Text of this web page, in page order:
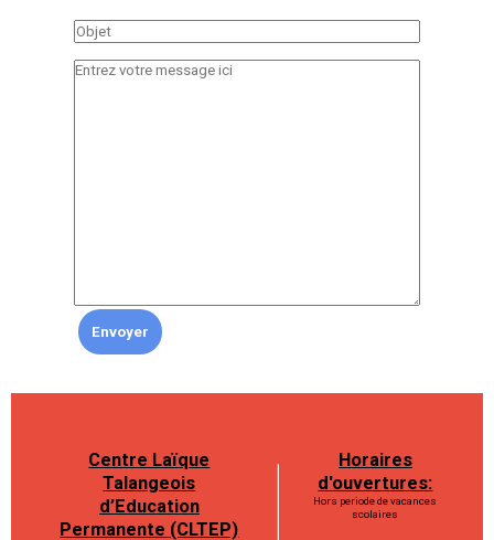
Centre Laïque
Talangeois
d’Education
Permanente (CLTEP)
Horaires
d'ouvertures:
Hors periode de vacances
scolaires